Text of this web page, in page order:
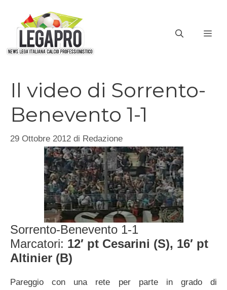
contenuto
Il video di Sorrento-
Benevento 1-1
29 Ottobre 2012 di Redazione
Sorrento-Benevento 1-1
Marcatori: 12′ pt Cesarini (S), 16′ pt
Altinier (B)
Pareggio con una rete per parte in grado di